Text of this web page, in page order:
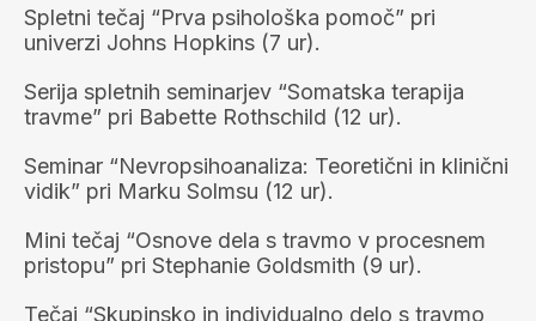
Spletni tečaj “Prva psihološka pomoč” pri
univerzi Johns Hopkins (7 ur).
Serija spletnih seminarjev “Somatska terapija
travme” pri Babette Rothschild (12 ur).
Seminar “Nevropsihoanaliza: Teoretični in klinični
vidik” pri Marku Solmsu (12 ur).
Mini tečaj “Osnove dela s travmo v procesnem
pristopu” pri Stephanie Goldsmith (9 ur).
Tečaj “Skupinsko in individualno delo s travmo